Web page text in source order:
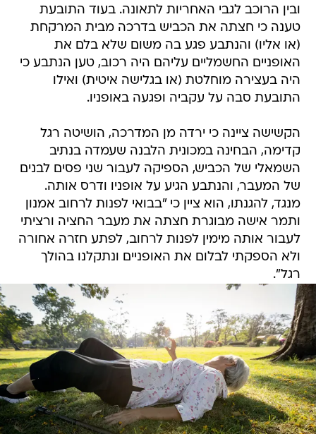
ובין הרוכב לגבי האחריות לתאונה. בעוד התובעת
טענה כי חצתה את הכביש בדרכה מבית המרקחת
(או אליו) והנתבע פגע בה משום שלא בלם את
האופניים החשמליים עליהם היה רכוב, טען הנתבע כי
היה בעצירה מוחלטת (או בגלישה איטית) ואילו
התובעת סבה על עקביה ופגעה באופניו.
הקשישה ציינה כי ירדה מן המדרכה, הושיטה רגל
קדימה, הבחינה במכונית הלבנה שעמדה בנתיב
השמאלי של הכביש, הספיקה לעבור שני פסים לבנים
של המעבר, והנתבע הגיע על אופניו ודרס אותה.
מנגד, להגנתו, הוא ציין כי "בבואי לפנות לרחוב אמנון
ותמר אישה מבוגרת חצתה את מעבר החציה ורציתי
לעבור אותה מימין לפנות לרחוב, לפתע חזרה אחורה
ולא הספקתי לבלום את האופניים ונתקלנו בהולך
רגל".